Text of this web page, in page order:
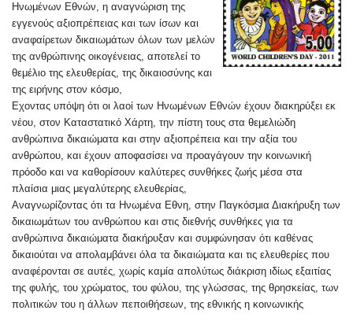
Ηνωμένων Εθνών, η αναγνώριση της
εγγενούς αξιοπρέπειας και των ίσων και
αναφαίρετων δικαιωμάτων όλων των μελών
της ανθρώπινης οικογένειας, αποτελεί το
θεμέλιο της ελευθερίας, της δικαιοσύνης και
της ειρήνης στον κόσμο,
Εχοντας υπόψη ότι οι λαοί των Ηνωμένων Εθνών έχουν διακηρύξει εκ
νέου, στον Καταστατικό Χάρτη, την πίστη τους στα θεμελιώδη
ανθρώπινα δικαιώματα και στην αξιοπρέπεια και την αξία του
ανθρώπου, και έχουν αποφασίσει να προαγάγουν την κοινωνική
πρόοδο και να καθορίσουν καλύτερες συνθήκες ζωής μέσα στα
πλαίσια μιας μεγαλύτερης ελευθερίας,
Αναγνωρίζοντας ότι τα Ηνωμένα Εθνη, στην Παγκόσμια Διακήρυξη των
δικαιωμάτων του ανθρώπου και στις διεθνής συνθήκες για τα
ανθρώπινα δικαιώματα διακήρυξαν και συμφώνησαν ότι καθένας
δικαιούται να απολαμβάνει όλα τα δικαιώματα και τις ελευθερίες που
αναφέρονται σε αυτές, χωρίς καμία απολύτως διάκριση ιδίως εξαιτίας
της φυλής, του χρώματος, του φύλου, της γλώσσας, της θρησκείας, των
πολιτικών του η άλλων πεποιθήσεων, της εθνικής η κοινωνικής